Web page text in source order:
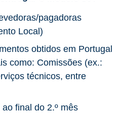
pagadoras
Local)
obtidos em Portugal
como: Comissões (ex.:
técnicos, entre
final do 2.º mês